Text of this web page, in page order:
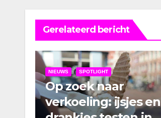
Gerelateerd bericht
NIEUWS SPOTLIGHT
Op zoek naar
verkoeling: ijsjes en